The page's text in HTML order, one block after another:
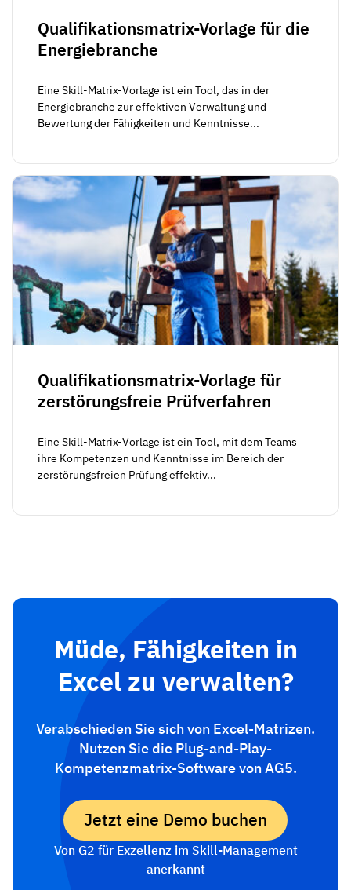
Qualifikationsmatrix-Vorlage für die
Energiebranche
Eine Skill-Matrix-Vorlage ist ein Tool, das in der
Energiebranche zur effektiven Verwaltung und
Bewertung der Fähigkeiten und Kenntnisse...
Qualifikationsmatrix-Vorlage für
zerstörungsfreie Prüfverfahren
Eine Skill-Matrix-Vorlage ist ein Tool, mit dem Teams
ihre Kompetenzen und Kenntnisse im Bereich der
zerstörungsfreien Prüfung effektiv...
Müde, Fähigkeiten in
Excel zu verwalten?
Verabschieden Sie sich von Excel-Matrizen.
Nutzen Sie die Plug-and-Play-
Kompetenzmatrix-Software von AG5.
Jetzt eine Demo buchen
Von G2 für Exzellenz im Skill-Management
anerkannt